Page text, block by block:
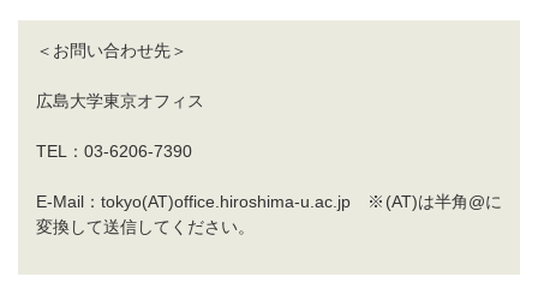
＜お問い合わせ先＞
広島大学東京オフィス
TEL：03-6206-7390
E-Mail：tokyo(AT)office.hiroshima-u.ac.jp ※(AT)は半角@に
変換して送信してください。